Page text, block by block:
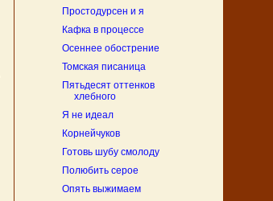
Простодурсен и я
Кафка в процессе
Осеннее обострение
Томская писаница
Пятьдесят оттенков
хлебного
Я не идеал
Корнейчуков
Готовь шубу смолоду
Полюбить серое
Опять выжимаем